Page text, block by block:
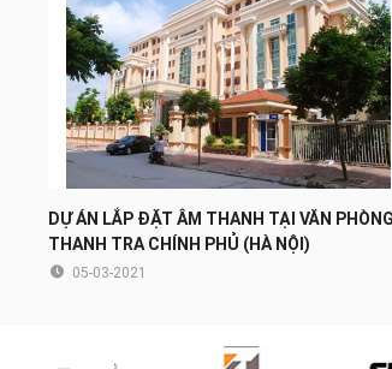
DỰ ÁN LẮP ĐẶT ÂM THANH TẠI VĂN PHÒNG
THANH TRA CHÍNH PHỦ (HÀ NỘI)
05-03-2021